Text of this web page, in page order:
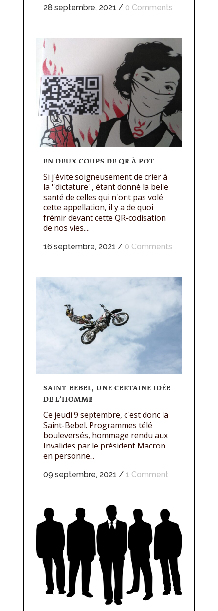
28 septembre, 2021 / 0 Comments
EN DEUX COUPS DE QR À POT
Si j'évite soigneusement de crier à
la ''dictature'', étant donné la belle
santé de celles qui n'ont pas volé
cette appellation, il y a de quoi
frémir devant cette QR-codisation
de nos vies....
16 septembre, 2021 / 0 Comments
SAINT-BEBEL, UNE CERTAINE IDÉE
DE L’HOMME
Ce jeudi 9 septembre, c'est donc la
Saint-Bebel. Programmes télé
bouleversés, hommage rendu aux
Invalides par le président Macron
en personne...
09 septembre, 2021 / 1 Comment